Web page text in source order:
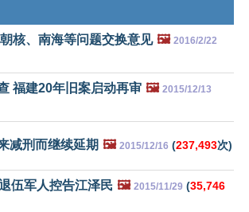
核、南海等问题交换意见 🖼️ 2016/2/22
福建20年旧案启动再审 🖼️ 2015/12/13
减刑而继续延期 🖼️ 2015/12/16 (237,493次)
伍军人控告江泽民 🖼️ 2015/11/29 (35,746